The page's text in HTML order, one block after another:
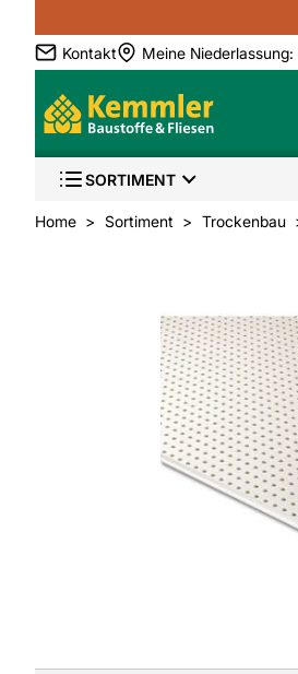
Kontakt
Meine Niederlassung:
SORTIMENT
Home Sortiment Trockenbau